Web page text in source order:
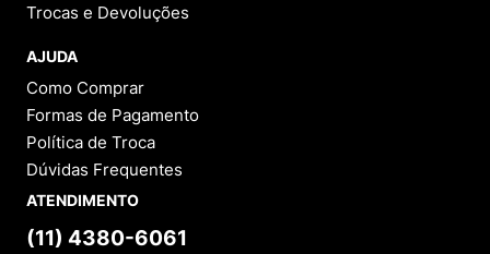
Trocas e Devoluções
AJUDA
Como Comprar
Formas de Pagamento
Política de Troca
Dúvidas Frequentes
ATENDIMENTO
(11) 4380-6061